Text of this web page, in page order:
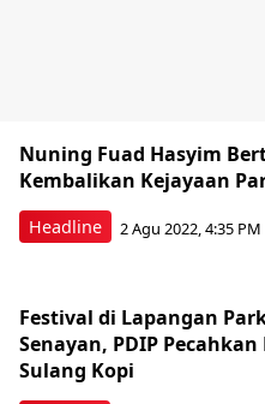
Headline
Nuning Fuad Hasyim
Kembalikan Kejayaan
2 Agu 2022, 4:35 PM
Festival di Lapangan
Senayan, PDIP Pecahkan
Sulang Kopi